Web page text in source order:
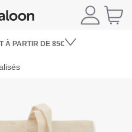
À PARTIR DE 85€